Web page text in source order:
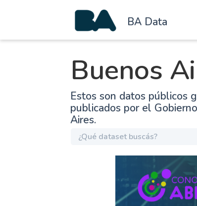
BA Data
Buenos
Estos son datos públicos
publicados por el
Aires.